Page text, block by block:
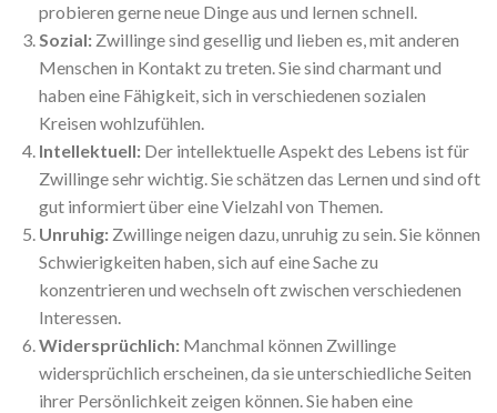
probieren gerne neue Dinge aus und lernen schnell.
Sozial: Zwillinge sind gesellig und lieben es, mit anderen
Menschen in Kontakt zu treten. Sie sind charmant und
haben eine Fähigkeit, sich in verschiedenen sozialen
Kreisen wohlzufühlen.
Intellektuell: Der intellektuelle Aspekt des Lebens ist für
Zwillinge sehr wichtig. Sie schätzen das Lernen und sind oft
gut informiert über eine Vielzahl von Themen.
Unruhig: Zwillinge neigen dazu, unruhig zu sein. Sie können
Schwierigkeiten haben, sich auf eine Sache zu
konzentrieren und wechseln oft zwischen verschiedenen
Interessen.
Widersprüchlich: Manchmal können Zwillinge
widersprüchlich erscheinen, da sie unterschiedliche Seiten
ihrer Persönlichkeit zeigen können. Sie haben eine